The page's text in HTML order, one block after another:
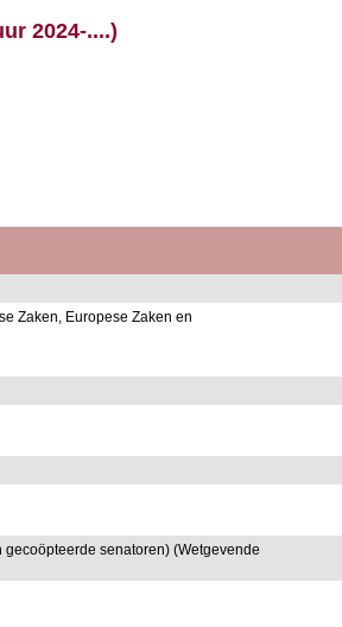
2024-....)
Zaken, Europese Zaken en
senatoren) (Wetgevende